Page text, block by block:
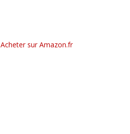
Acheter sur Amazon.fr